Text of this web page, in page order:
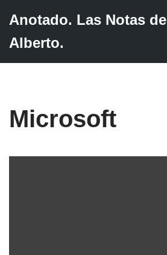
Saltar
Anotado. Las Notas de
Alberto.
Microsoft